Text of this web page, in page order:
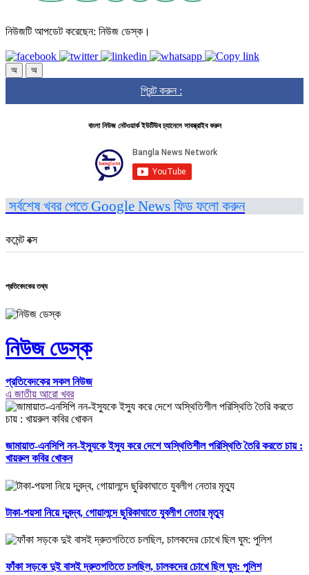
নিউজটি আপডেট করেছেন: নিউজ ডেস্ক।
অ অ
প্রিন্ট করুন :
বাংলা নিউজ নেটওয়ার্ক ইউটিউব চ্যানেলে সাবস্ক্রাইব করুন
সর্বশেষ খবর পেতে Google News ফিড ফলো করুন
কমেন্ট বক্স
প্রতিবেদকের তথ্য
নিউজ ডেস্ক
প্রতিবেদকের সকল নিউজ
এ জাতীয় আরো খবর
জামায়াত-এনসিপি নন-ইস্যুকে ইস্যু করে দেশে অস্থিতিশীল পরিস্থিতি তৈরি করতে চায় :
খায়রুল কবির খোকন
টাকা-পয়সা নিয়ে দ্বন্দ্ব, গোয়ালন্দে ছুরিকাঘাতে যুবলীগ নেতার মৃত্যু
ফাঁকা সড়কে দুই বাসই দ্রুতগতিতে চলছিল, চালকদের চোখে ছিল ঘুম: পুলিশ